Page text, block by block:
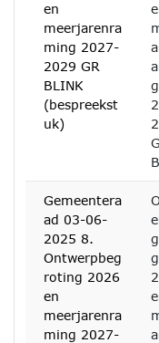
en
meerjarenra
ming 2027-
2029 GR
BLINK
(bespreekst
uk)
g
Gemeentera
ad 03-06-
2025 8.
Ontwerpbeg
roting 2026
en
meerjarenra
ming 2027-
g